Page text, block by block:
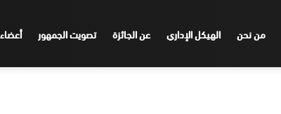
من نحن الهيكل الإداري عن الجائزة تصويت الجمهور